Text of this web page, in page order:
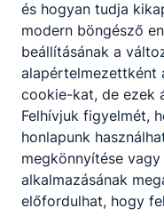
a gyártási
a mért
rögzíti, a
alapján a
minősíti;
gépészeti
ékkötés,
létrehoz és
és hogyan tudja
modern böngésző
beállításának a
alapértelmezettként
cookie-kat, de ezek
Felhívjuk figyelmét,
honlapunk
megkönnyítése
alkalmazásának
előfordulhat, hogy